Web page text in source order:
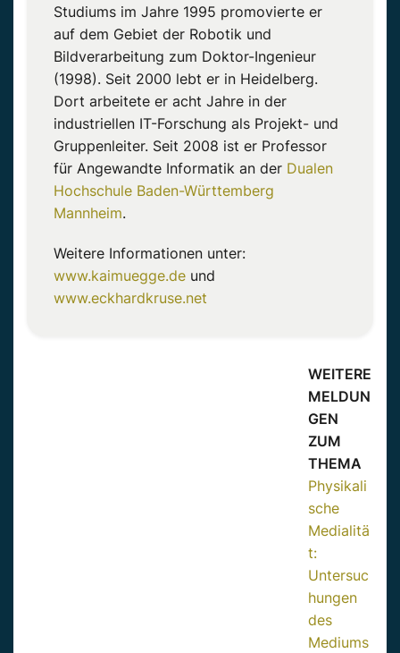
Studiums im Jahre 1995 promovierte er
auf dem Gebiet der Robotik und
Bildverarbeitung zum Doktor-Ingenieur
(1998). Seit 2000 lebt er in Heidelberg.
Dort arbeitete er acht Jahre in der
industriellen IT-Forschung als Projekt- und
Gruppenleiter. Seit 2008 ist er Professor
für Angewandte Informatik an der Dualen
Hochschule Baden-Württemberg
Mannheim.
Weitere Informationen unter:
www.kaimuegge.de und
www.eckhardkruse.net
WEITERE
MELDUN
GEN
ZUM
THEMA
Physikali
sche
Medialitä
t:
Untersuc
hungen
des
Mediums